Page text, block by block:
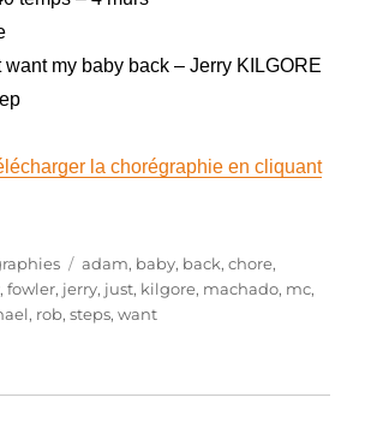
want my baby back – Jerry KILGORE
la chorégraphie en cliquant
Étiquettes
adam, baby, back,chore,
,fowler, jerry, just, kilgore, machado, mc,
, rob,steps,want